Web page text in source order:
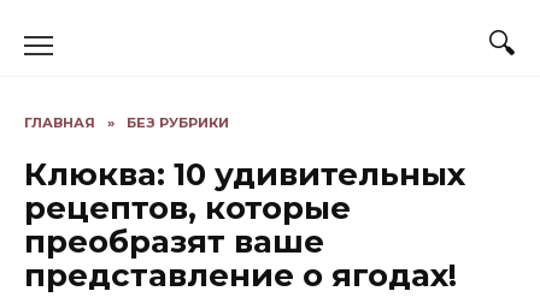
ГЛАВНАЯ » БЕЗ РУБРИКИ
Клюква: 10 удивительных
рецептов, которые
преобразят ваше
представление о ягодах!